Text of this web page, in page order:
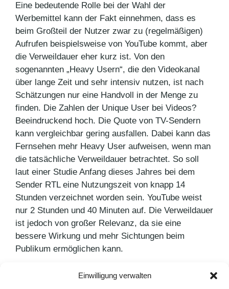
Einwilligung verwalten
Eine bedeutende Rolle bei der Wahl der
Werbemittel kann der Fakt einnehmen, dass es
beim Großteil der Nutzer zwar zu (regelmäßigen)
Aufrufen beispielsweise von YouTube kommt, aber
die Verweildauer eher kurz ist. Von den
sogenannten „Heavy Usern“, die den Videokanal
über lange Zeit und sehr intensiv nutzen, ist nach
Schätzungen nur eine Handvoll in der Menge zu
finden. Die Zahlen der Unique User bei Videos?
Beeindruckend hoch. Die Quote von TV-Sendern
kann vergleichbar gering ausfallen. Dabei kann das
Fernsehen mehr Heavy User aufweisen, wenn man
die tatsächliche Verweildauer betrachtet. So soll
laut einer Studie Anfang dieses Jahres bei dem
Sender RTL eine Nutzungszeit von knapp 14
Stunden verzeichnet worden sein. YouTube weist
nur 2 Stunden und 40 Minuten auf. Die Verweildauer
ist jedoch von großer Relevanz, da sie eine
bessere Wirkung und mehr Sichtungen beim
Publikum ermöglichen kann.